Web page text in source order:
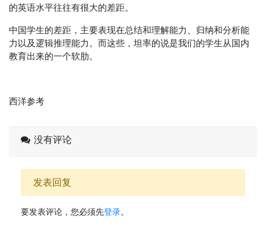
的英语水平往往有很大的差距。
中国学生的差距，主要表现在总结和理解能力、归纳和分析能
力以及逻辑推理能力。而这些，坦率的说是我们的学生从国内
教育出来的一个软肋。
西洋参考
没有评论
发表回复
要发表评论，您必须先登录。